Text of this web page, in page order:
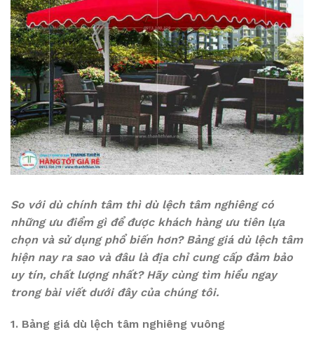
So với dù chính tâm thì dù lệch tâm nghiêng có
những ưu điểm gì để được khách hàng ưu tiên lựa
chọn và sử dụng phổ biến hơn? Bảng giá dù lệch tâm
hiện nay ra sao và đâu là địa chỉ cung cấp đảm bảo
uy tín, chất lượng nhất? Hãy cùng tìm hiểu ngay
trong bài viết dưới đây của chúng tôi.
1. Bảng giá dù lệch tâm nghiêng vuông